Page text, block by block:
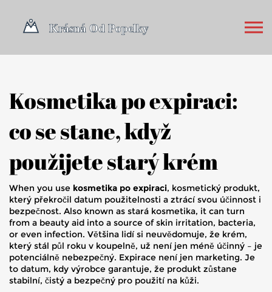
Kosmetika po expiraci:
co se stane, když
použijete starý krém
When you use kosmetika po expiraci, kosmetický produkt,
který překročil datum použitelnosti a ztrácí svou účinnost i
bezpečnost. Also known as stará kosmetika, it can turn
from a beauty aid into a source of skin irritation, bacteria,
or even infection. Většina lidí si neuvědomuje, že krém,
který stál půl roku v koupelně, už není jen méně účinný – je
potenciálně nebezpečný. Expirace není jen marketing. Je
to datum, kdy výrobce garantuje, že produkt zůstane
stabilní, čistý a bezpečný pro použití na kůži.